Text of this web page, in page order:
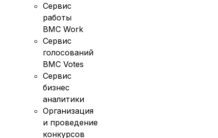
Сервис
работы
BMC Work
Сервис
голосований
BMC Votes
Сервис
бизнес
аналитики
Организация
и проведение
конкурсов